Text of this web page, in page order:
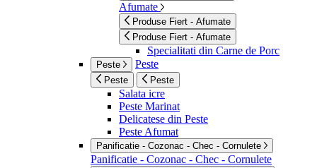
Afumate
Produse Fiert - Afumate
Produse Fiert - Afumate
Specialitati din Carne de Porc
Peste Peste
Peste Peste
Salata icre
Peste Marinat
Delicatese din Peste
Peste Afumat
Panificatie - Cozonac - Chec - Cornulete
Panificatie - Cozonac - Chec - Cornulete